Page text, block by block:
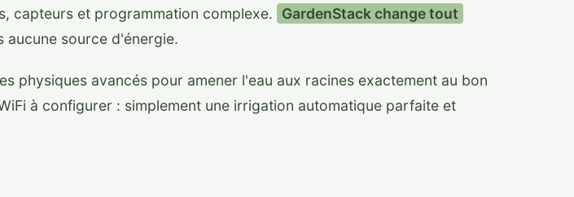
capteurs et programmation complexe.
GardenStack change tout
source d'énergie.
physiques avancés pour amener l'eau aux racines exactement au bon
à configurer : simplement une irrigation automatique parfaite et